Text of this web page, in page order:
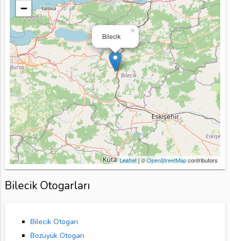
Bilecik
×
−
Leaflet | ©OpenStreetMapcontributors
Bilecik Otogarları
Bilecik Otogarı
Bozüyük Otogarı